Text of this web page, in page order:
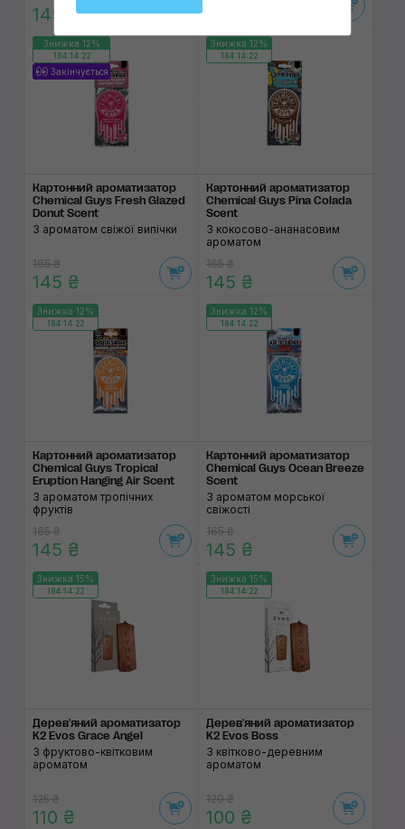
145 ₴
Знижка 12%
184:14:22
Закінчується
Картонний арома­тизатор
Chemical Guys Fresh Glazed
Donut Scent
З ароматом свіжої випічки
165 ₴
145 ₴
Знижка 12%
184:14:22
Картонний арома­тизатор
Chemical Guys Pina Colada
Scent
З кокосово-ананасовим
ароматом
165 ₴
145 ₴
Знижка 12%
184:14:22
Картонний арома­тизатор
Chemical Guys Tropical
Eruption Hanging Air Scent
З ароматом тропічних
фруктів
165 ₴
145 ₴
Знижка 12%
184:14:22
Картонний арома­тизатор
Chemical Guys Ocean Breeze
Scent
З ароматом морської
свіжості
165 ₴
145 ₴
Знижка 15%
184:14:22
Дерев'яний ароматизатор
K2 Evos Grace Angel
З фруктово-квітковим
ароматом
125 ₴
110 ₴
Знижка 15%
184:14:22
Дерев'яний ароматизатор
K2 Evos Boss
З квітково-деревним
ароматом
120 ₴
100 ₴